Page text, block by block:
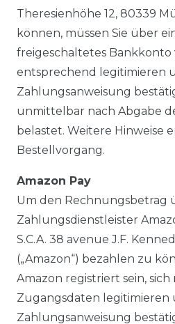
Theresienhöhe 12, 80339
können, müssen Sie über
freigeschaltetes Bankkonto
entsprechend legitimieren
Zahlungsanweisung
unmittelbar nach Abgabe
belastet. Weitere Hinweise
Bestellvorgang.
Amazon Pay
Um den Rechnungsbetrag
Zahlungsdienstleister
S.C.A. 38 avenue J.F.
(„Amazon“) bezahlen zu
Amazon registriert sein,
Zugangsdaten legitimieren
Zahlungsanweisung